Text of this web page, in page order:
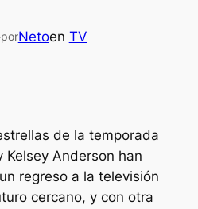
porNetoen TV
de la temporada
Kelsey Anderson han
regreso a la televisión
cercano, y con otra